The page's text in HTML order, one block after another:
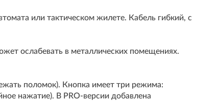
или тактическом жилете. Кабель гибкий, с
ослабевать в металлических помещениях.
поломок). Кнопка имеет три режима:
нажатие). В PRO-версии добавлена